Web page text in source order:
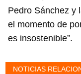
Pedro Sánchez y
el momento de
es insostenible”.
NOTICIAS